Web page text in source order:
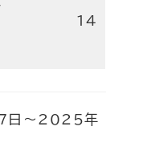
14
日～2025年